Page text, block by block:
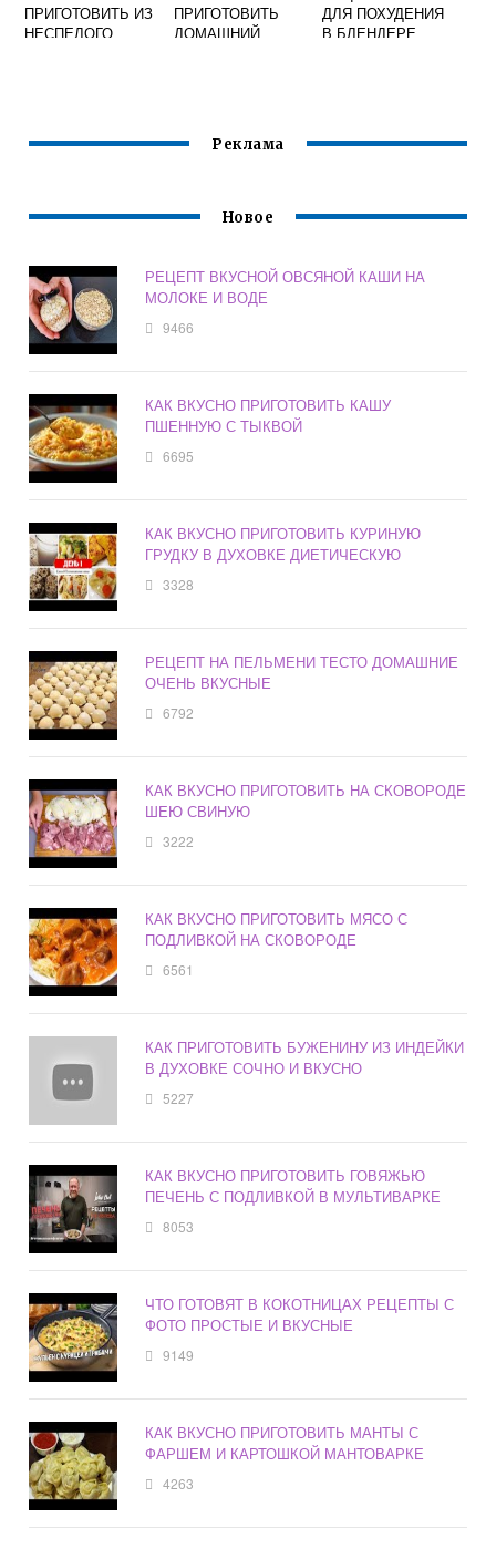
ПРИГОТОВИТЬ ИЗ
НЕСПЕЛОГО
ПРИГОТОВИТЬ
ДОМАШНИЙ
ДЛЯ ПОХУДЕНИЯ
В БЛЕНДЕРЕ
Реклама
Новое
РЕЦЕПТ ВКУСНОЙ ОВСЯНОЙ КАШИ НА
МОЛОКЕ И ВОДЕ
9466
КАК ВКУСНО ПРИГОТОВИТЬ КАШУ
ПШЕННУЮ С ТЫКВОЙ
6695
КАК ВКУСНО ПРИГОТОВИТЬ КУРИНУЮ
ГРУДКУ В ДУХОВКЕ ДИЕТИЧЕСКУЮ
3328
РЕЦЕПТ НА ПЕЛЬМЕНИ ТЕСТО ДОМАШНИЕ
ОЧЕНЬ ВКУСНЫЕ
6792
КАК ВКУСНО ПРИГОТОВИТЬ НА СКОВОРОДЕ
ШЕЮ СВИНУЮ
3222
КАК ВКУСНО ПРИГОТОВИТЬ МЯСО С
ПОДЛИВКОЙ НА СКОВОРОДЕ
6561
КАК ПРИГОТОВИТЬ БУЖЕНИНУ ИЗ ИНДЕЙКИ
В ДУХОВКЕ СОЧНО И ВКУСНО
5227
КАК ВКУСНО ПРИГОТОВИТЬ ГОВЯЖЬЮ
ПЕЧЕНЬ С ПОДЛИВКОЙ В МУЛЬТИВАРКЕ
8053
ЧТО ГОТОВЯТ В КОКОТНИЦАХ РЕЦЕПТЫ С
ФОТО ПРОСТЫЕ И ВКУСНЫЕ
9149
КАК ВКУСНО ПРИГОТОВИТЬ МАНТЫ С
ФАРШЕМ И КАРТОШКОЙ МАНТОВАРКЕ
4263